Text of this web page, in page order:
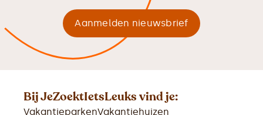
Bij JeZoektIetsLeuks vind je:
VakantieparkenVakantiehuizen